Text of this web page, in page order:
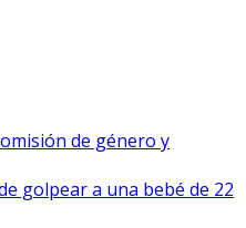
de género y
golpear a una bebé de 22